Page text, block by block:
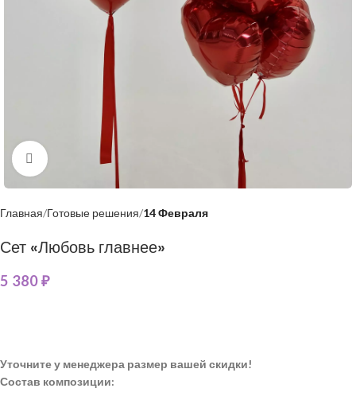
Нажмите, чтобы увеличить
Главная Готовые решения 14 Февраля
Сет «Любовь главнее»
5 380₽
Уточните у менеджера размер вашей скидки!
Состав композиции: